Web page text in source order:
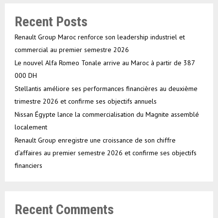
Recent Posts
Renault Group Maroc renforce son leadership industriel et
commercial au premier semestre 2026
Le nouvel Alfa Romeo Tonale arrive au Maroc à partir de 387
000 DH
Stellantis améliore ses performances financières au deuxième
trimestre 2026 et confirme ses objectifs annuels
Nissan Égypte lance la commercialisation du Magnite assemblé
localement
Renault Group enregistre une croissance de son chiffre
d’affaires au premier semestre 2026 et confirme ses objectifs
financiers
Recent Comments